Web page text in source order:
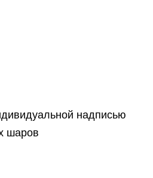
надписью
шаров